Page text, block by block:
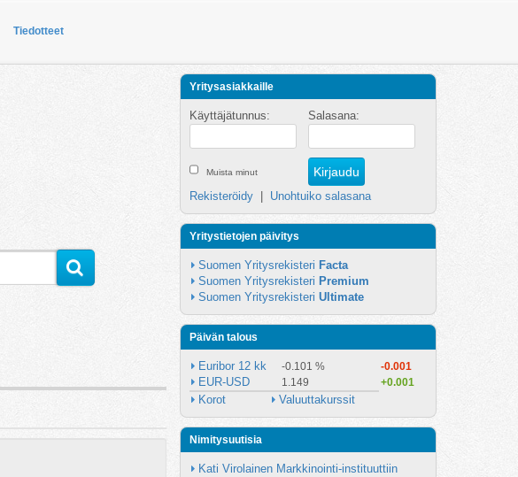
Tiedotteet
Yritysasiakkaille
Käyttäjätunnus: Salasana:
Muista minut
Rekisteröidy Unohtuiko salasana
Yritystietojen päivitys
Suomen Yritysrekisteri Facta
Suomen Yritysrekisteri Premium
Suomen Yritysrekisteri Ultimate
Päivän talous
Euribor 12 kk -0.101 % -0.001
EUR-USD 1.149 +0.001
Korot Valuuttakurssit
Nimitysuutisia
Kati Virolainen Markkinointi-instituuttiin